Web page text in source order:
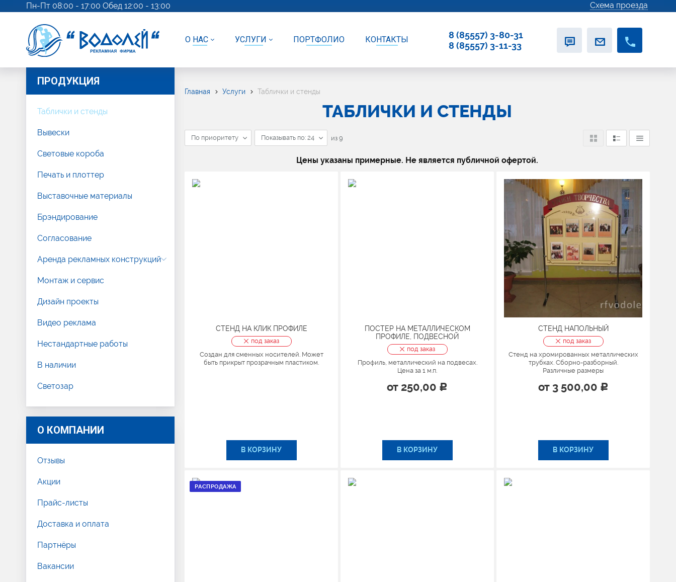
Пн-Пт 08:00 - 17:00 Обед 12:00 - 13:00 Схема проезда
О НАС УСЛУГИ ПОРТФОЛИО КОНТАКТЫ
8 (85557) 3-80-31
8 (85557) 3-11-33
ПРОДУКЦИЯ
Таблички и стенды
Вывески
Световые короба
Печать и плоттер
Выставочные материалы
Брэндирование
Согласование
Аренда рекламных конструкций
Монтаж и сервис
Дизайн проекты
Видео реклама
Нестандартные работы
В наличии
Светозар
О КОМПАНИИ
Отзывы
Акции
Прайс-листы
Доставка и оплата
Партнёры
Вакансии
Главная Услуги Таблички и стенды
ТАБЛИЧКИ И СТЕНДЫ
По приоритету Показывать по: 24 из 9
Цены указаны примерные. Не является публичной офертой.
СТЕНД НА КЛИК ПРОФИЛЕ
под заказ
Создан для сменных носителей. Может
быть прикрыт прозрачным пластиком.
В КОРЗИНУ
ПОСТЕР НА МЕТАЛЛИЧЕСКОМ
ПРОФИЛЕ, ПОДВЕСНОЙ
под заказ
Профиль, металлический на подвесах.
Цена за 1 м.п.
от 250,00 Р
В КОРЗИНУ
СТЕНД НАПОЛЬНЫЙ
под заказ
Стенд на хромированных металлических
трубках. Сборно-разборный.
Различные размеры
от 3 500,00 Р
В КОРЗИНУ
РАСПРОДАЖА